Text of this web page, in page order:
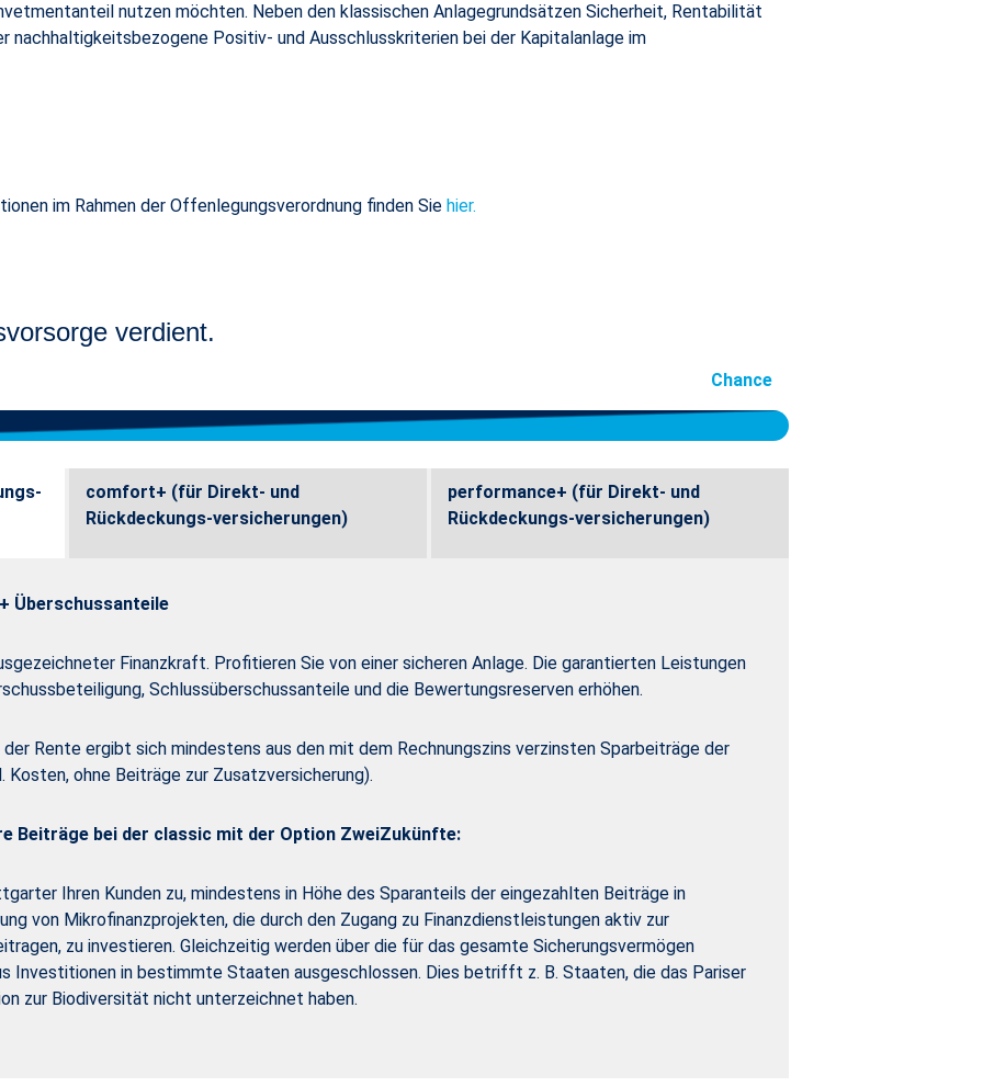
nutzen möchten. Neben den klassischen Anlagegrundsätzen Sicherheit, Rentabilität
Positiv- und Ausschlusskriterien bei der Kapitalanlage im
im Rahmen der Offenlegungsverordnung finden Sie hier.
verdient.
Chance
comfort+ (für Direkt- und
Rückdeckungs-versicherungen)
performance+ (für Direkt- und
Rückdeckungs-versicherungen)
Überschussanteile
Finanzkraft. Profitieren Sie von einer sicheren Anlage. Die garantierten Leistungen
Schlussüberschussanteile und die Bewertungsreserven erhöhen.
Rente ergibt sich mindestens aus den mit dem Rechnungszins verzinsten Sparbeiträge der
ohne Beiträge zur Zusatzversicherung).
Beiträge bei der classic mit der Option ZweiZukünfte:
Ihren Kunden zu, mindestens in Höhe des Sparanteils der eingezahlten Beiträge in
von Mikrofinanzprojekten, die durch den Zugang zu Finanzdienstleistungen aktiv zur
zu investieren. Gleichzeitig werden über die für das gesamte Sicherungsvermögen
Investitionen in bestimmte Staaten ausgeschlossen. Dies betrifft z. B. Staaten, die das Pariser
zur Biodiversität nicht unterzeichnet haben.